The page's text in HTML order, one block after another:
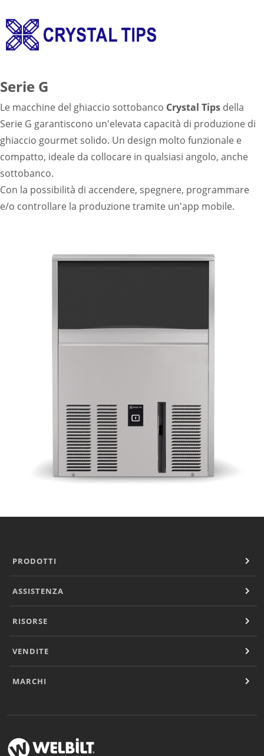
Serie G
Le macchine del ghiaccio sottobanco Crystal Tips della
Serie G garantiscono un'elevata capacità di produzione di
ghiaccio gourmet solido. Un design molto funzionale e
compatto, ideale da collocare in qualsiasi angolo, anche
sottobanco.
Con la possibilità di accendere, spegnere, programmare
e/o controllare la produzione tramite un'app mobile.
PRODOTTI
ASSISTENZA
RISORSE
VENDITE
MARCHI